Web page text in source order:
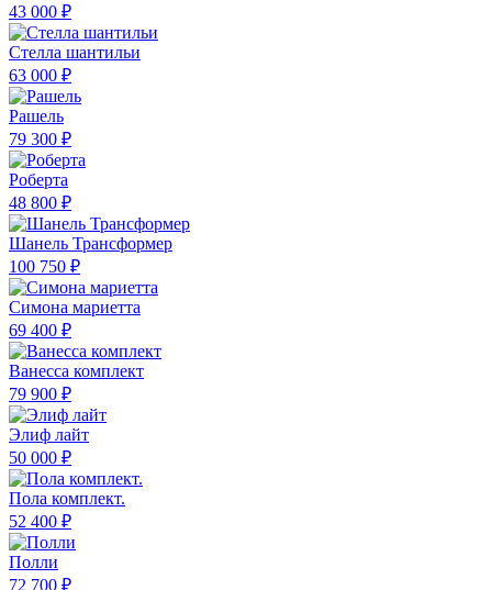
43 000 ₽
Стелла шантильи
63 000 ₽
Рашель
79 300 ₽
Роберта
48 800 ₽
Шанель Трансформер
100 750 ₽
Симона мариетта
69 400 ₽
Ванесса комплект
79 900 ₽
Элиф лайт
50 000 ₽
Пола комплект.
52 400 ₽
Полли
72 700 ₽